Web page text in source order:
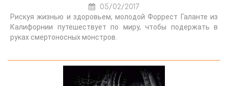
05/02/2017
Рискуя жизнью и здоровьем, молодой Форрест Галанте из
Калифорнии путешествует по миру, чтобы подержать в
руках смертоносных монстров.